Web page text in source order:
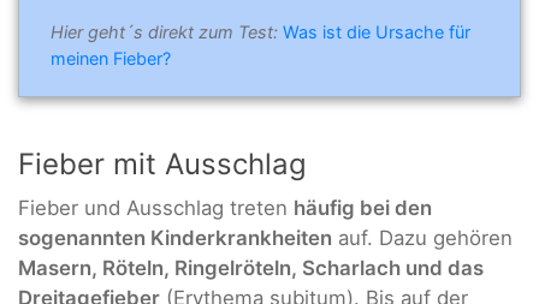
Hier geht´s direkt zum Test: Was ist die Ursache für
meinen Fieber?
Fieber mit Ausschlag
Fieber und Ausschlag treten häufig bei den
sogenannten Kinderkrankheiten auf. Dazu gehören
Masern, Röteln, Ringelröteln, Scharlach und das
Dreitagefieber (Erythema subitum). Bis auf der